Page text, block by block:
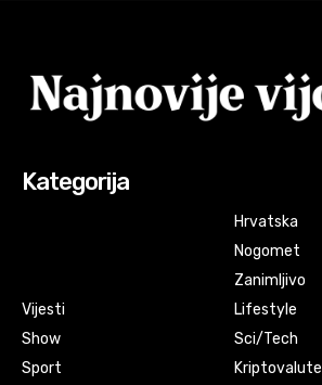
Kategorija
Vijesti
Show
Sport
Hrvatska
Nogomet
Zanimljivo
Lifestyle
Sci/Tech
Kriptovalute